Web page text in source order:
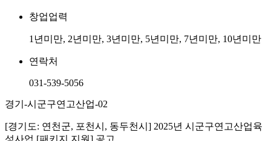
창업업력
1년미만, 2년미만, 3년미만, 5년미만, 7년미만, 10년미만
연락처
031-539-5056
경기-시군구연고산업-02
[경기도: 연천군, 포천시, 동두천시] 2025년 시군구연고산업육
성사업 [패키지 지원] 공고